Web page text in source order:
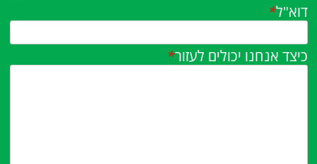
דוא"ל*
כיצד אנחנו יכולים לעזור*